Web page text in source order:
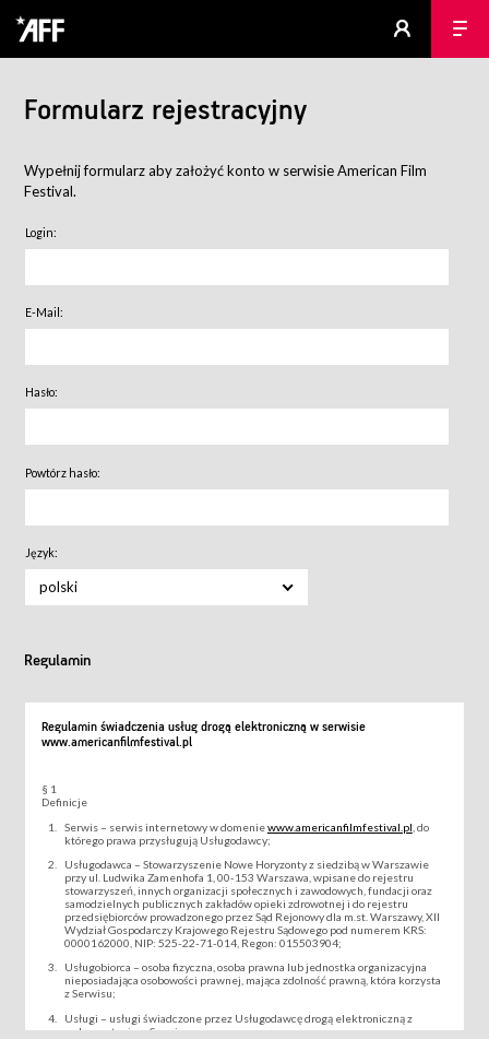
Formularz rejestracyjny
Wypełnij formularz aby założyć konto w serwisie American Film
Festival.
Login:
E-Mail:
Hasło:
Powtórz hasło:
Język:
polski
Regulamin
Regulamin świadczenia usług drogą elektroniczną w serwisie
www.americanfilmfestival.pl
§ 1
Definicje
Serwis – serwis internetowy w domeniewww.americanfilmfestival.pl , do
którego prawa przysługują Usługodawcy;
Usługodawca – Stowarzyszenie Nowe Horyzonty z siedzibą w Warszawie
przy ul. Ludwika Zamenhofa 1, 00-153 Warszawa, wpisane do rejestru
stowarzyszeń, innych organizacji społecznych i zawodowych, fundacji oraz
samodzielnych publicznych zakładów opieki zdrowotnej i do rejestru
przedsiębiorców prowadzonego przez Sąd Rejonowy dla m.st. Warszawy, XII
Wydział Gospodarczy Krajowego Rejestru Sądowego pod numerem KRS:
0000162000, NIP: 525-22-71-014, Regon: 015503904;
Usługobiorca – osoba fizyczna, osoba prawna lub jednostka organizacyjna
nieposiadająca osobowości prawnej, mająca zdolność prawną, która korzysta
z Serwisu;
Usługi – usługi świadczone przez Usługodawcę drogą elektroniczną z
wykorzystaniem Serwisu;